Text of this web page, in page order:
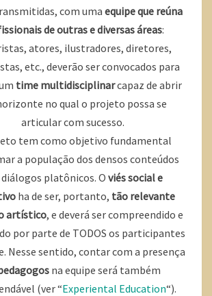
com uma equipe que reúna
de outras e diversas áreas:
atores, ilustradores, diretores,
etc., deverão ser convocados para
time multidisciplinarcapaz de abrir
no qual o projeto possa se
articular com sucesso.
tem como objetivo fundamental
a população dos densos conteúdos
diálogos platônicos. O viés social e
ha de ser, portanto, tão relevante
artístico, e deverá ser compreendido e
por parte de TODOS os participantes
Nesse sentido, contar com a presença
na equipe será também
(ver “Experiental Education“).